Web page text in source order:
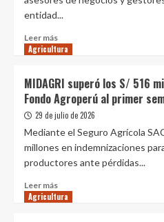
abastecimiento
de
verduras
y
alimentos
entidad...
Leer más
más
un
aplicativo
que
convierte
asesor
financiero
sucursal
móvil
Agricultura
MIDAGRI superó los S/ 516
Fondo Agroperú al primer
29 de julio de 2026
Mediante el Seguro Agrícola
millones en indemnizaciones
productores ante pérdidas...
Leer más
más
Agricultura